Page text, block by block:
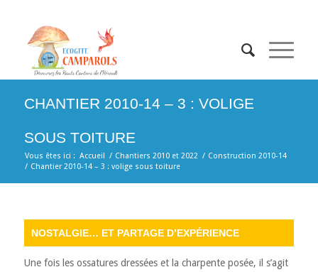
CHANTIER 2010-14 – 3 : VOLIGE
SOUS TOITURE
Vous êtes ici : Accueil / Chantiers 2010 et 2022 / Construction 2010-14
/ Chantier 2010-14 – 3 : volige sous toiture
NOSTALGIE… ET PARTAGE D’EXPÉRIENCE
Une fois les ossatures dressées et la charpente posée, il s’agit